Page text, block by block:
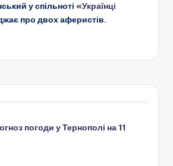
у спільноті «Українці
про двох аферистів.
погоди у Тернополі на 11